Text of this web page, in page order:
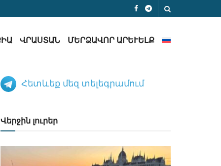
ՎՐԱՍՏԱՆ ՄԵՐՁԱՎՈՐ ԱՐԵՒԵԼՔ
Հետևեք մեզ տելեգրամում
Վերջին լուրեր